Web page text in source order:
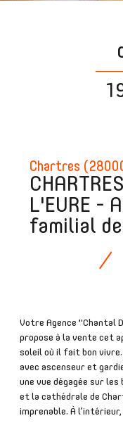
Chartres
L'EURE -
familial
Votre Agence "Chantal
propose à la vente cet
soleil où il fait bon vivre.
avec ascenseur et
une vue dégagée sur
et la cathédrale de
imprenable. À